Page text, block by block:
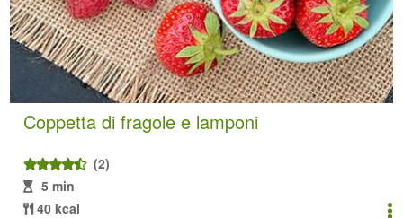
Coppetta di fragole e lamponi
(2)
5 min
40 kcal